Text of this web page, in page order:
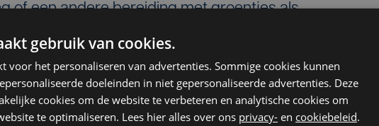
of een andere bereiding met groentjes als
enthousiast.
op 2 maart en heropenen eind
dan serveren ze vooral de favoriete
gebruik van cookies.
voor het personaliseren van advertenties. Sommige cookies kunnen
doeleinden in niet gepersonaliseerde advertenties. Deze
cookies om de website te verbeteren en analytische cookies om
te optimaliseren. Lees hier alles over ons privacy- en cookiebeleid.